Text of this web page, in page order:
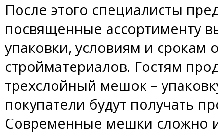
После этого специалисты
посвященные ассортименту
упаковки, условиям и срокам
стройматериалов. Гостям
трехслойный мешок –
покупатели будут получать
Современные мешки сложно